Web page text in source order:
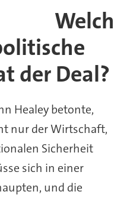
Welch
der Deal?
Healey betonte,
nur der Wirtschaft,
Sicherheit
sich in einer
und die